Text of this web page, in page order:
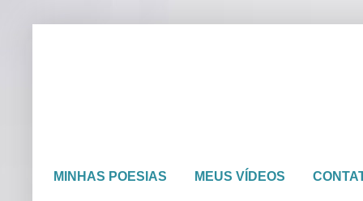
MINHAS POESIAS MEUS VÍDEOS